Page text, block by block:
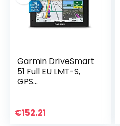
Garmin DriveSmart
51 Full EU LMT-S,
GPS
€152.21